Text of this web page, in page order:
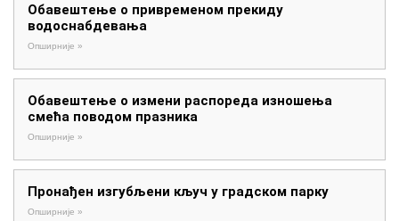
Обавештење о привременом прекиду
водоснабдевања
Опширније »
Обавештење о измени распореда изношења
смећа поводом празника
Опширније »
Пронађен изгубљени кључ у градском парку
Опширније »